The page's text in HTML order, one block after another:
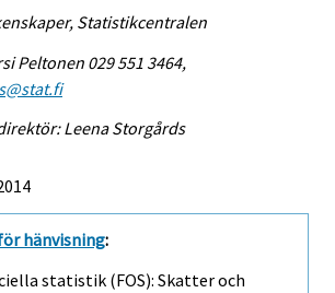
Statistikcentralen
Peltonen 029 551 3464,
Leena Storgårds
hänvisning:
statistik (FOS): Skatter och